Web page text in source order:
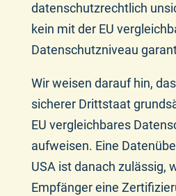
datenschutzrechtlich
kein mit der EU
Datenschutzniveau
Wir weisen darauf hin,
sicherer Drittstaat
EU vergleichbares
aufweisen. Eine
USA ist danach zulässig,
Empfänger eine